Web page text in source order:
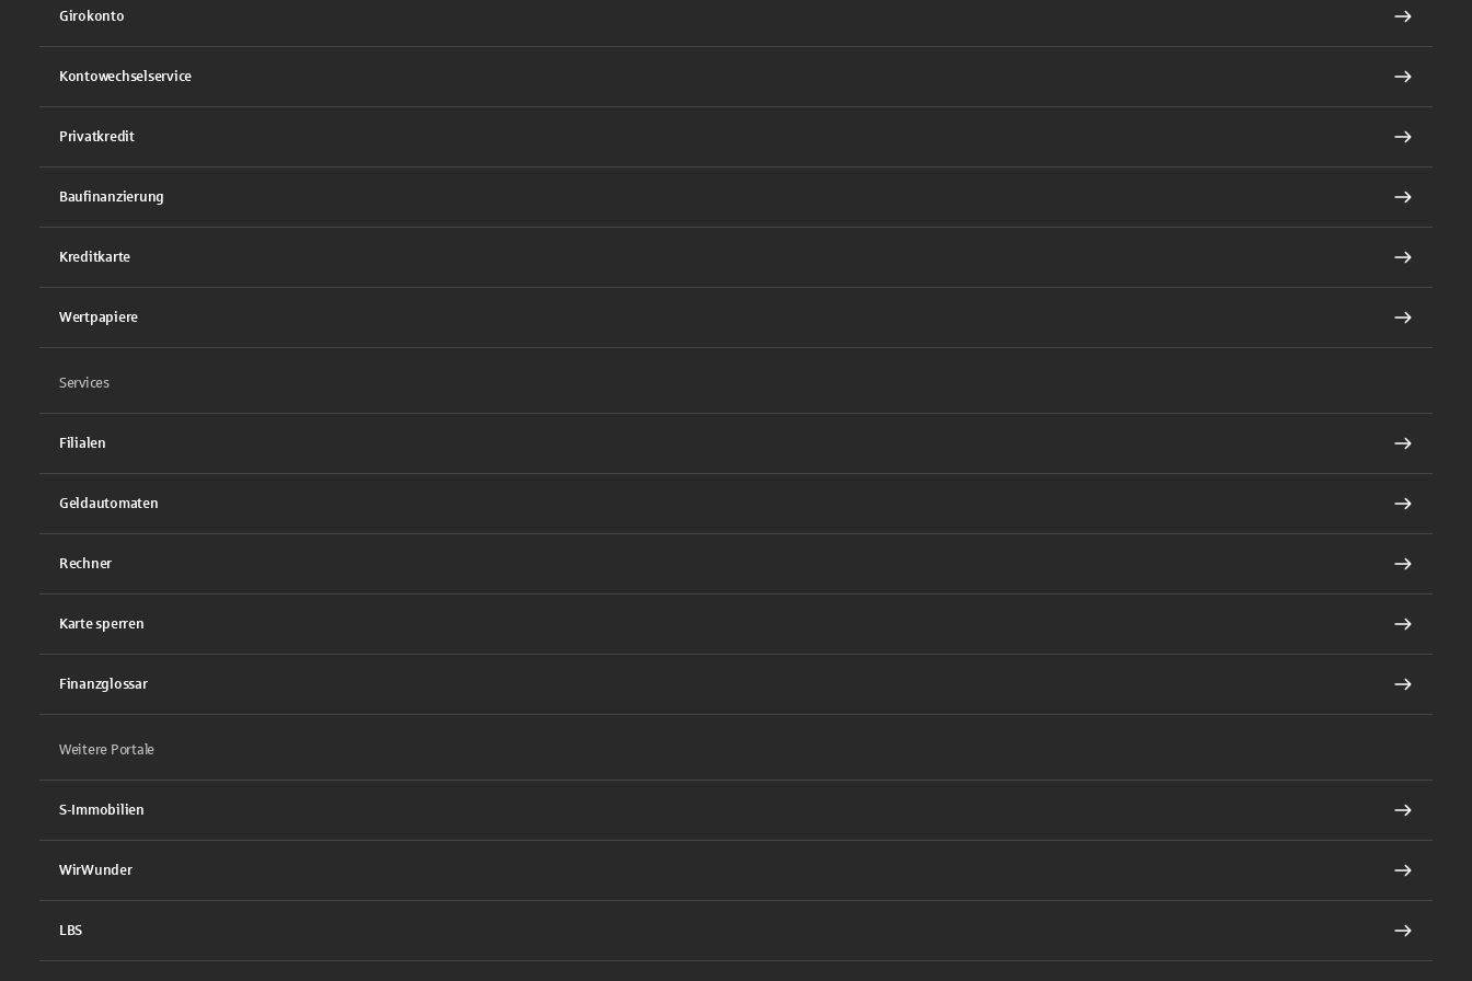
Girokonto
Kontowechselservice
Privatkredit
Baufinanzierung
Kreditkarte
Wertpapiere
Services
Filialen
Geldautomaten
Rechner
Karte sperren
Finanzglossar
Weitere Portale
S-Immobilien
WirWunder
LBS